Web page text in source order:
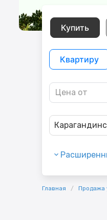
Купить
Квартиру
Главная Продажа